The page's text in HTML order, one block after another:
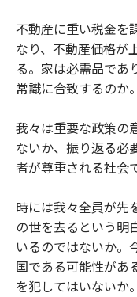
不動産に重い税金を
なり、不動産価格が
る。家は必需品であ
常識に合致するのか。
我々は重要な政策の
ないか、振り返る必
者が尊重される社会
時には我々全員が先
の世を去るという明
いるのではないか。
国である可能性があ
を犯してはいないか。